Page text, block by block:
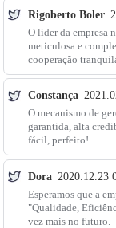
Rigoberto Boler
O líder da empresa
meticulosa e
cooperação
Constança
O mecanismo de
garantida, alta
fácil, perfeito!
Dora 2020.12.23
Esperamos que a
"Qualidade,
vez mais no futuro.